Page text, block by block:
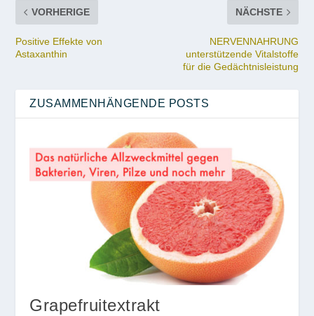
VORHERIGE
Positive Effekte von
Astaxanthin
NÄCHSTE
NERVENNAHRUNG
unterstützende Vitalstoffe
für die Gedächtnisleistung
ZUSAMMENHÄNGENDE POSTS
Grapefruitextrakt